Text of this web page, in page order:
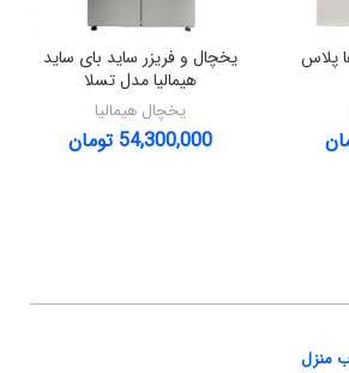
پلاس
یخچال و فریزر ساید بای ساید
هیمالیا مدل تسلا
یخچال هیمالیا
54,300,000 تومان
منزل